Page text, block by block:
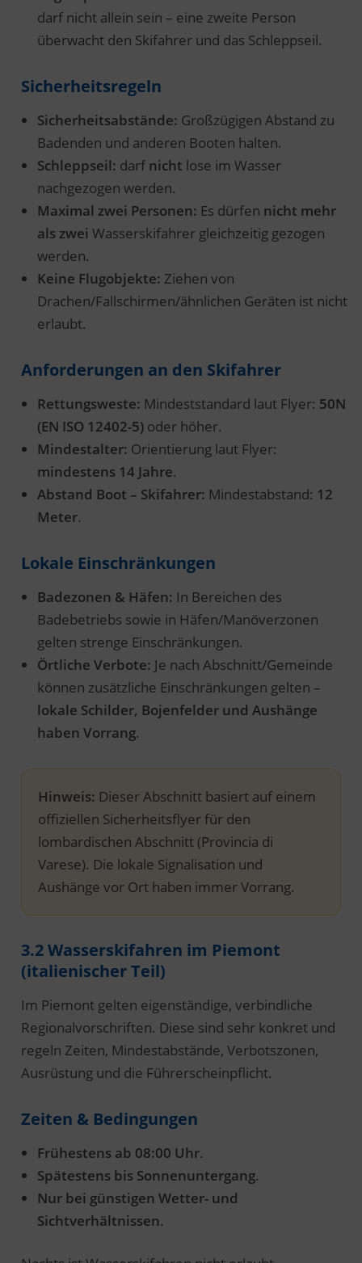
darf nicht allein sein – eine zweite Person
überwacht den Skifahrer und das Schleppseil.
Sicherheitsregeln
Sicherheitsabstände: Großzügigen Abstand zu
Badenden und anderen Booten halten.
Schleppseil: darf nicht lose im Wasser
nachgezogen werden.
Maximal zwei Personen: Es dürfen nicht mehr
als zwei Wasserskifahrer gleichzeitig gezogen
werden.
Keine Flugobjekte: Ziehen von
Drachen/Fallschirmen/ähnlichen Geräten ist nicht
erlaubt.
Anforderungen an den Skifahrer
Rettungsweste: Mindeststandard laut Flyer: 50N
(EN ISO 12402-5) oder höher.
Mindestalter: Orientierung laut Flyer:
mindestens 14 Jahre.
Abstand Boot – Skifahrer: Mindestabstand: 12
Meter.
Lokale Einschränkungen
Badezonen & Häfen: In Bereichen des
Badebetriebs sowie in Häfen/Manöverzonen
gelten strenge Einschränkungen.
Örtliche Verbote: Je nach Abschnitt/Gemeinde
können zusätzliche Einschränkungen gelten –
lokale Schilder, Bojenfelder und Aushänge
haben Vorrang.
Hinweis: Dieser Abschnitt basiert auf einem
offiziellen Sicherheitsflyer für den
lombardischen Abschnitt (Provincia di
Varese). Die lokale Signalisation und
Aushänge vor Ort haben immer Vorrang.
3.2 Wasserskifahren im Piemont
(italienischer Teil)
Im Piemont gelten eigenständige, verbindliche
Regionalvorschriften. Diese sind sehr konkret und
regeln Zeiten, Mindestabstände, Verbotszonen,
Ausrüstung und die Führerscheinpflicht.
Zeiten & Bedingungen
Frühestens ab 08:00 Uhr.
Spätestens bis Sonnenuntergang.
Nur bei günstigen Wetter- und
Sichtverhältnissen.